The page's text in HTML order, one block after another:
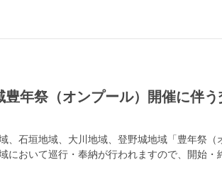
豊年祭（オンプール）開催に伴
、石垣地域、大川地域、登野城地域「豊年祭（
において巡行・奉納が行われますので、開始・